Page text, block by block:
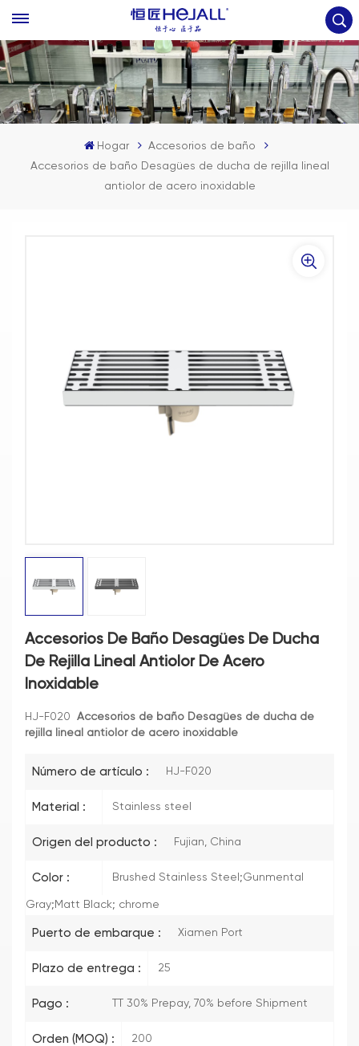
Hogar
Accesorios de baño
Accesorios de baño Desagües de ducha de rejilla lineal
antiolor de acero inoxidable
Accesorios De Baño Desagües De Ducha
De Rejilla Lineal Antiolor De Acero
Inoxidable
HJ-F020
Accesorios de baño Desagües de ducha de
rejilla lineal antiolor de acero inoxidable
Número de artículo : HJ-F020
Material : Stainless steel
Origen del producto : Fujian, China
Color : Brushed Stainless Steel;Gunmental
Gray;Matt Black; chrome
Puerto de embarque : Xiamen Port
Plazo de entrega : 25
Pago : TT 30% Prepay, 70% before Shipment
Orden (MOQ) : 200